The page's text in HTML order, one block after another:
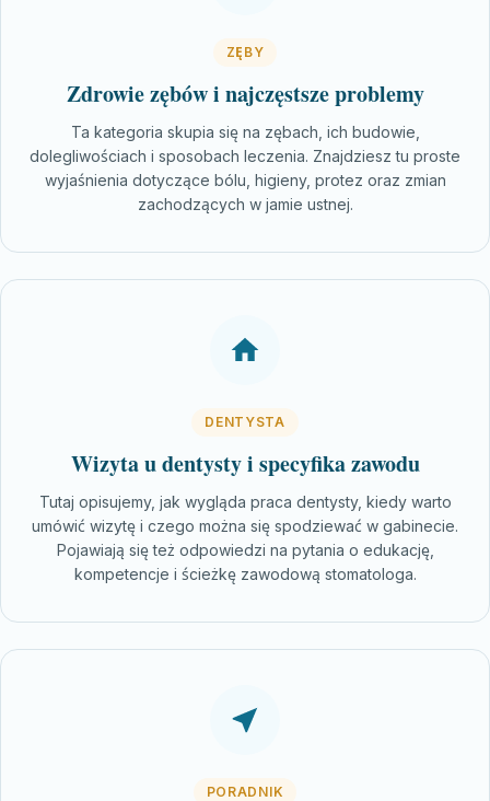
ZĘBY
Zdrowie zębów i najczęstsze problemy
Ta kategoria skupia się na zębach, ich budowie,
dolegliwościach i sposobach leczenia. Znajdziesz tu proste
wyjaśnienia dotyczące bólu, higieny, protez oraz zmian
zachodzących w jamie ustnej.
DENTYSTA
Wizyta u dentysty i specyfika zawodu
Tutaj opisujemy, jak wygląda praca dentysty, kiedy warto
umówić wizytę i czego można się spodziewać w gabinecie.
Pojawiają się też odpowiedzi na pytania o edukację,
kompetencje i ścieżkę zawodową stomatologa.
PORADNIK